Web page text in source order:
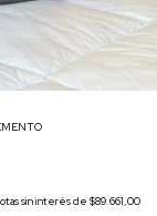
sin interés de $89.661,00